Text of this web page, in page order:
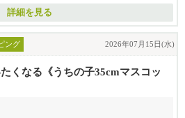
詳細を見る
ング 2026年07月15日(水)
くなる《うちの子35cmマスコッ